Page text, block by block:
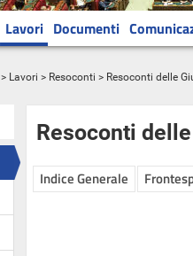
Lavori Documenti
> Lavori > Resoconti > Resoconti delle
Resoconti
Indice Generale